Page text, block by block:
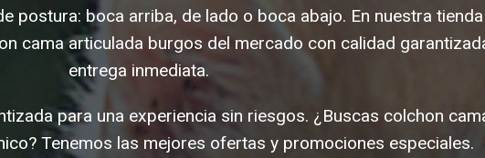
postura: boca arriba, de lado o boca abajo. En nuestra tienda
cama articulada burgos del mercado con calidad
entrega inmediata.
para una experiencia sin riesgos. ¿Buscas colchon
Tenemos las mejores ofertas y promociones especiales.